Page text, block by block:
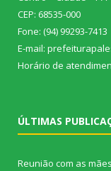
CEP: 68535-000
Fone: (94) 99293-7413
E-mail:
Horário de
ÚLTIMAS
Reunião com as